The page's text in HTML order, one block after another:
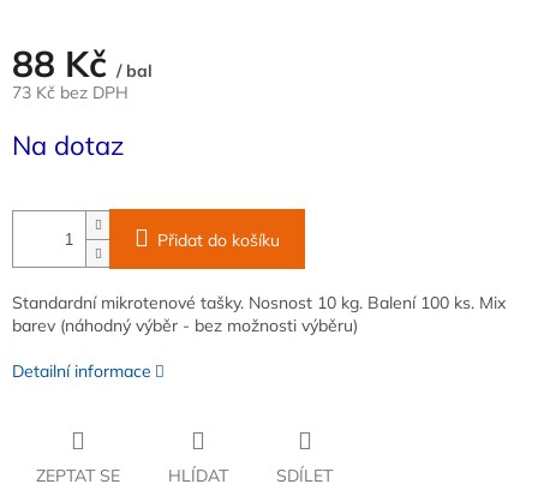
88 Kč / bal
73 Kč bez DPH
cena:
Na dotaz
Přidat do košíku
Standardní mikrotenové tašky. Nosnost 10 kg. Balení 100 ks. Mix
barev (náhodný výběr - bez možnosti výběru)
Detailní informace
ZEPTAT SE HLÍDAT SDÍLET